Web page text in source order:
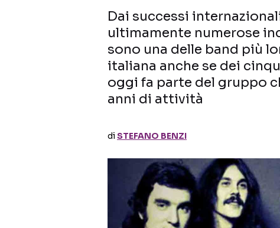
Dai successi
ultimamente numerose
sono una delle band più
italiana anche se dei
oggi fa parte del gruppo
anni di attività
diSTEFANO BENZI